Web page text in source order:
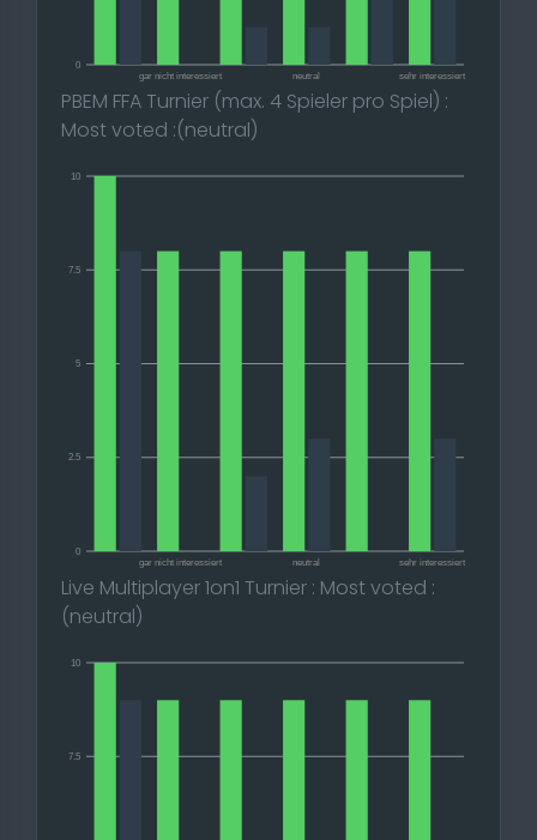
0
sehr interessiert
neutral
gar nicht interessiert
PBEM FFA Turnier (max. 4 Spieler pro Spiel) :
Most voted :(neutral)
0
2.5
5
7.5
10
sehr interessiert
neutral
gar nicht interessiert
Live Multiplayer 1on1 Turnier : Most voted :
(neutral)
7.5
10